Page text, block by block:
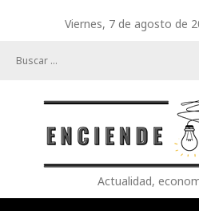
Viernes, 7 de agosto de
Actualidad,